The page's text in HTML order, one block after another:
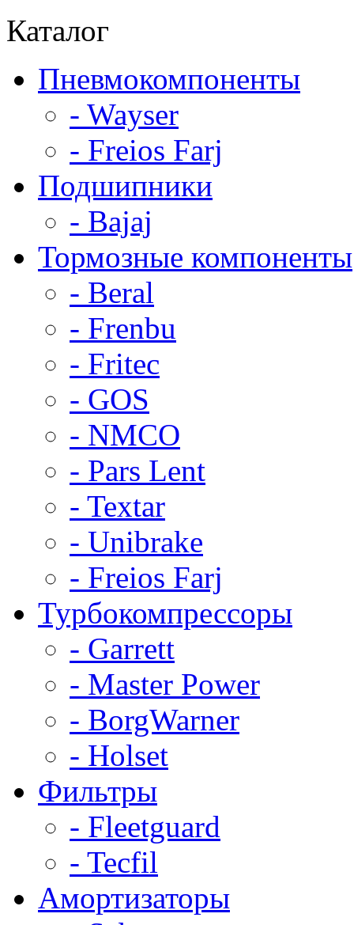
Каталог
Пневмокомпоненты
- Wayser
- Freios Farj
Подшипники
- Bajaj
Тормозные компоненты
- Beral
- Frenbu
- Fritec
- GOS
- NMCO
- Pars Lent
- Textar
- Unibrake
- Freios Farj
Турбокомпрессоры
- Garrett
- Master Power
- BorgWarner
- Holset
Фильтры
- Fleetguard
- Tecfil
Амортизаторы